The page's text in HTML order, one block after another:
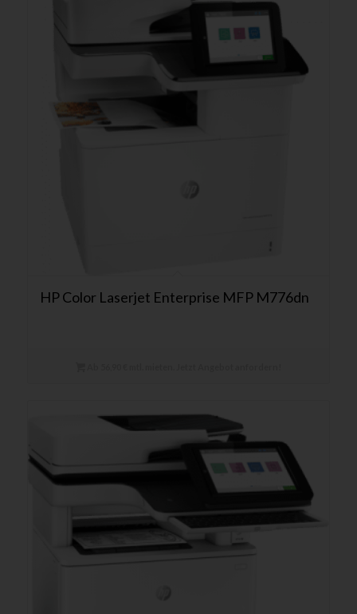
HP Color Laserjet Enterprise MFP M776dn